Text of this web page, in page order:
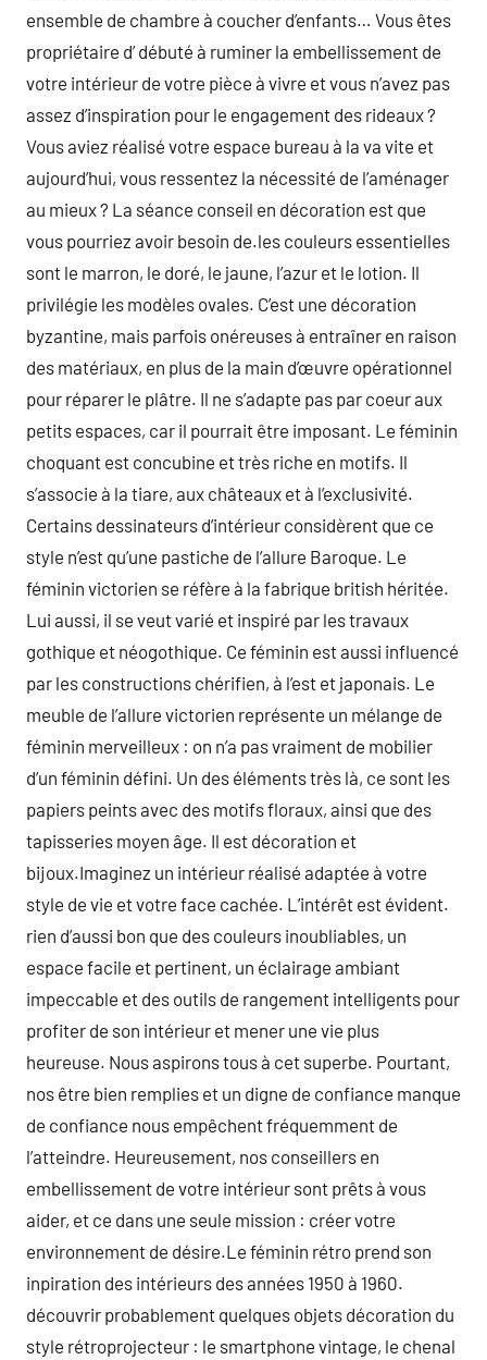
ensemble de chambre à coucher d’enfants… Vous êtes
propriétaire d’ débuté à ruminer la embellissement de
votre intérieur de votre pièce à vivre et vous n’avez pas
assez d’inspiration pour le engagement des rideaux ?
Vous aviez réalisé votre espace bureau à la va vite et
aujourd’hui, vous ressentez la nécessité de l’aménager
au mieux ? La séance conseil en décoration est que
vous pourriez avoir besoin de.les couleurs essentielles
sont le marron, le doré, le jaune, l’azur et le lotion. Il
privilégie les modèles ovales. C’est une décoration
byzantine, mais parfois onéreuses à entraîner en raison
des matériaux, en plus de la main d’œuvre opérationnel
pour réparer le plâtre. Il ne s’adapte pas par coeur aux
petits espaces, car il pourrait être imposant. Le féminin
choquant est concubine et très riche en motifs. Il
s’associe à la tiare, aux châteaux et à l’exclusivité.
Certains dessinateurs d’intérieur considèrent que ce
style n’est qu’une pastiche de l’allure Baroque. Le
féminin victorien se réfère à la fabrique british héritée.
Lui aussi, il se veut varié et inspiré par les travaux
gothique et néogothique. Ce féminin est aussi influencé
par les constructions chérifien, à l’est et japonais. Le
meuble de l’allure victorien représente un mélange de
féminin merveilleux : on n’a pas vraiment de mobilier
d’un féminin défini. Un des éléments très là, ce sont les
papiers peints avec des motifs floraux, ainsi que des
tapisseries moyen âge. Il est décoration et
bijoux.Imaginez un intérieur réalisé adaptée à votre
style de vie et votre face cachée. L’intérêt est évident.
rien d’aussi bon que des couleurs inoubliables, un
espace facile et pertinent, un éclairage ambiant
impeccable et des outils de rangement intelligents pour
profiter de son intérieur et mener une vie plus
heureuse. Nous aspirons tous à cet superbe. Pourtant,
nos être bien remplies et un digne de confiance manque
de confiance nous empêchent fréquemment de
l’atteindre. Heureusement, nos conseillers en
embellissement de votre intérieur sont prêts à vous
aider, et ce dans une seule mission : créer votre
environnement de désire.Le féminin rétro prend son
inpiration des intérieurs des années 1950 à 1960.
découvrir probablement quelques objets décoration du
style rétroprojecteur : le smartphone vintage, le chenal